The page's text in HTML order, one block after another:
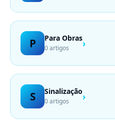
P Para Obras
0 artigos ›
S Sinalização
0 artigos ›